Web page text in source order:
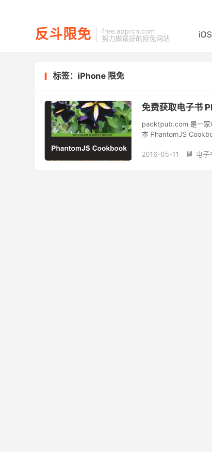
反斗限免
free.apprcn.com
努力做最好的限免网站
iOS
标签：iPhone 限免
免费获取电子书
packtpub.com 是一家
本 PhantomJS
2016-05-11  电子